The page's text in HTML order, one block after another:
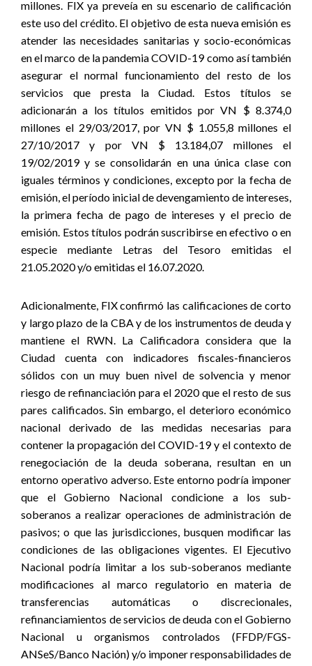
millones. FIX ya preveía en su escenario de calificación
este uso del crédito. El objetivo de esta nueva emisión es
atender las necesidades sanitarias y socio-económicas
en el marco de la pandemia COVID-19 como así también
asegurar el normal funcionamiento del resto de los
servicios que presta la Ciudad. Estos títulos se
adicionarán a los títulos emitidos por VN $ 8.374,0
millones el 29/03/2017, por VN $ 1.055,8 millones el
27/10/2017 y por VN $ 13.184,07 millones el
19/02/2019 y se consolidarán en una única clase con
iguales términos y condiciones, excepto por la fecha de
emisión, el período inicial de devengamiento de intereses,
la primera fecha de pago de intereses y el precio de
emisión. Estos títulos podrán suscribirse en efectivo o en
especie mediante Letras del Tesoro emitidas el
21.05.2020 y/o emitidas el 16.07.2020.
Adicionalmente, FIX confirmó las calificaciones de corto
y largo plazo de la CBA y de los instrumentos de deuda y
mantiene el RWN. La Calificadora considera que la
Ciudad cuenta con indicadores fiscales-financieros
sólidos con un muy buen nivel de solvencia y menor
riesgo de refinanciación para el 2020 que el resto de sus
pares calificados. Sin embargo, el deterioro económico
nacional derivado de las medidas necesarias para
contener la propagación del COVID-19 y el contexto de
renegociación de la deuda soberana, resultan en un
entorno operativo adverso. Este entorno podría imponer
que el Gobierno Nacional condicione a los sub-
soberanos a realizar operaciones de administración de
pasivos; o que las jurisdicciones, busquen modificar las
condiciones de las obligaciones vigentes. El Ejecutivo
Nacional podría limitar a los sub-soberanos mediante
modificaciones al marco regulatorio en materia de
transferencias automáticas o discrecionales,
refinanciamientos de servicios de deuda con el Gobierno
Nacional u organismos controlados (FFDP/FGS-
ANSeS/Banco Nación) y/o imponer responsabilidades de